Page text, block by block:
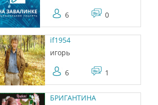
6 0
if1954
игорь
6 1
БРИГАНТИНА